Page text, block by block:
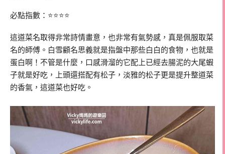
必點指數：⭐⭐⭐⭐
這道菜名取得非常詩情畫意，也非常有氣勢感，真是佩服取菜
名的師傅。白雪顧名思義就是指盤中那些白白的食物，也就是
蛋白啊！不管是什麼，口感滑溜的它配上已經去腸泥的大尾蝦
子就是好吃，上頭還搭配有松子，淡雅的松子更是提升整道菜
的香氣，這道菜也好吃。